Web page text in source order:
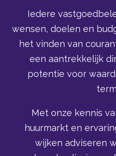
Iedere
wensen, doelen en
het vinden van
een aantrekkelijk
potentie voor
Met onze kennis
huurmarkt en
wijken adviseren